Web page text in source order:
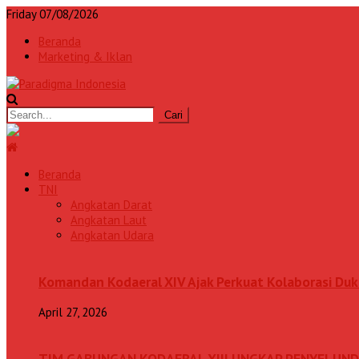
Friday 07/08/2026
Beranda
Marketing & Iklan
Beranda
TNI
Angkatan Darat
Angkatan Laut
Angkatan Udara
Komandan Kodaeral XIV Ajak Perkuat Kolaborasi
April 27, 2026